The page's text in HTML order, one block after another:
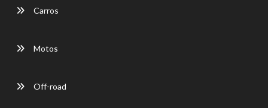
Carros
Motos
Off-road